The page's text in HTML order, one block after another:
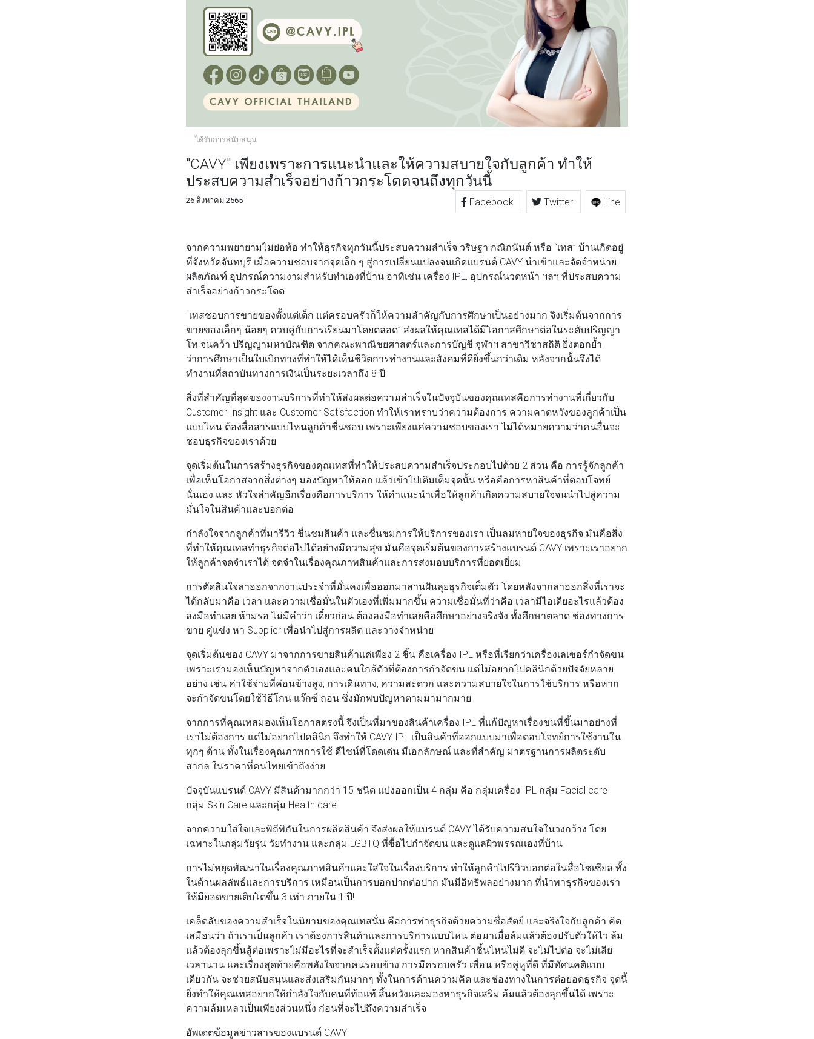
ได้รับการสนับสนุน
"CAVY" เพียงเพราะการแนะนำและให้ความสบายใจกับลูกค้า ทำให้
ประสบความสำเร็จอย่างก้าวกระโดดจนถึงทุกวันนี้
26 สิงหาคม 2565 Facebook Twitter
Line
จากความพยายามไม่ย่อท้อ ทำให้ธุรกิจทุกวันนี้ประสบความสำเร็จ วริษฐา กณิกนันต์ หรือ “เทส” บ้านเกิดอยู่
ที่จังหวัดจันทบุรี เมื่อความชอบจากจุดเล็ก ๆ สู่การเปลี่ยนแปลงจนเกิดแบรนด์ CAVY นำเข้าและจัดจำหน่าย
ผลิตภัณฑ์ อุปกรณ์ความงามสำหรับทำเองที่บ้าน อาทิเช่น เครื่อง IPL, อุปกรณ์นวดหน้า ฯลฯ ที่ประสบความ
สำเร็จอย่างก้าวกระโดด
"เทสชอบการขายของตั้งแต่เด็ก แต่ครอบครัวก็ให้ความสำคัญกับการศึกษาเป็นอย่างมาก จึงเริ่มต้นจากการ
ขายของเล็กๆ น้อยๆ ควบคู่กับการเรียนมาโดยตลอด” ส่งผลให้คุณเทสได้มีโอกาสศึกษาต่อในระดับปริญญา
โท จนคว้า ปริญญามหาบัณฑิต จากคณะพาณิชยศาสตร์และการบัญชี จุฬาฯ สาขาวิชาสถิติ ยิ่งตอกย้ำ
ว่าการศึกษาเป็นใบเบิกทางที่ทำให้ได้เห็นชีวิตการทำงานและสังคมที่ดียิ่งขึ้นกว่าเดิม หลังจากนั้นจึงได้
ทำงานที่สถาบันทางการเงินเป็นระยะเวลาถึง 8 ปี
สิ่งที่สำคัญที่สุดของงานบริการที่ทำให้ส่งผลต่อความสำเร็จในปัจจุบันของคุณเทสคือการทำงานที่เกี่ยวกับ
Customer Insight และ Customer Satisfaction ทำให้เราทราบว่าความต้องการ ความคาดหวังของลูกค้าเป็น
แบบไหน ต้องสื่อสารแบบไหนลูกค้าชื่นชอบ เพราะเพียงแค่ความชอบของเรา ไม่ได้หมายความว่าคนอื่นจะ
ชอบธุรกิจของเราด้วย
จุดเริ่มต้นในการสร้างธุรกิจของคุณเทสที่ทำให้ประสบความสำเร็จประกอบไปด้วย 2 ส่วน คือ การรู้จักลูกค้า
เพื่อเห็นโอกาสจากสิ่งต่างๆ มองปัญหาให้ออก แล้วเข้าไปเติมเต็มจุดนั้น หรือคือการหาสินค้าที่ตอบโจทย์
นั่นเอง และ หัวใจสำคัญอีกเรื่องคือการบริการ ให้คำแนะนำเพื่อให้ลูกค้าเกิดความสบายใจจนนำไปสู่ความ
มั่นใจในสินค้าและบอกต่อ
กำลังใจจากลูกค้าที่มารีวิว ชื่นชมสินค้า และชื่นชมการให้บริการของเรา เป็นลมหายใจของธุรกิจ มันคือสิ่ง
ที่ทำให้คุณเทสทำธุรกิจต่อไปได้อย่างมีความสุข มันคือจุดเริ่มต้นของการสร้างแบรนด์ CAVY เพราะเราอยาก
ให้ลูกค้าจดจำเราได้ จดจำในเรื่องคุณภาพสินค้าและการส่งมอบบริการที่ยอดเยี่ยม
การตัดสินใจลาออกจากงานประจำที่มั่นคงเพื่อออกมาสานฝันลุยธุรกิจเต็มตัว โดยหลังจากลาออกสิ่งที่เราจะ
ได้กลับมาคือ เวลา และความเชื่อมั่นในตัวเองที่เพิ่มมากขึ้น ความเชื่อมั่นที่ว่าคือ เวลามีไอเดียอะไรแล้วต้อง
ลงมือทำเลย ห้ามรอ ไม่มีคำว่า เดี๋ยวก่อน ต้องลงมือทำเลยคือศึกษาอย่างจริงจัง ทั้งศึกษาตลาด ช่องทางการ
ขาย คู่แข่ง หา Supplier เพื่อนำไปสู่การผลิต และวางจำหน่าย
จุดเริ่มต้นของ CAVY มาจากการขายสินค้าแค่เพียง 2 ชิ้น คือเครื่อง IPL หรือที่เรียกว่าเครื่องเลเซอร์กำจัดขน
เพราะเรามองเห็นปัญหาจากตัวเองและคนใกล้ตัวที่ต้องการกำจัดขน แต่ไม่อยากไปคลินิกด้วยปัจจัยหลาย
อย่าง เช่น ค่าใช้จ่ายที่ค่อนข้างสูง, การเดินทาง, ความสะดวก และความสบายใจในการใช้บริการ หรือหาก
จะกำจัดขนโดยใช้วิธีโกน แว๊กซ์ ถอน ซึ่งมักพบปัญหาตามมามากมาย
จากการที่คุณเทสมองเห็นโอกาสตรงนี้ จึงเป็นที่มาของสินค้าเครื่อง IPL ที่แก้ปัญหาเรื่องขนที่ขึ้นมาอย่างที่
เราไม่ต้องการ แต่ไม่อยากไปคลินิก จึงทำให้ CAVY IPL เป็นสินค้าที่ออกแบบมาเพื่อตอบโจทย์การใช้งานใน
ทุกๆ ด้าน ทั้งในเรื่องคุณภาพการใช้ ดีไซน์ที่โดดเด่น มีเอกลักษณ์ และที่สำคัญ มาตรฐานการผลิตระดับ
สากล ในราคาที่คนไทยเข้าถึงง่าย
ปัจจุบันแบรนด์ CAVY มีสินค้ามากกว่า 15 ชนิด แบ่งออกเป็น 4 กลุ่ม คือ กลุ่มเครื่อง IPL กลุ่ม Facial care
กลุ่ม Skin Care และกลุ่ม Health care
จากความใส่ใจและพิถีพิถันในการผลิตสินค้า จึงส่งผลให้แบรนด์ CAVY ได้รับความสนใจในวงกว้าง โดย
เฉพาะในกลุ่มวัยรุ่น วัยทำงาน และกลุ่ม LGBTQ ที่ซื้อไปกำจัดขน และดูแลผิวพรรณเองที่บ้าน
การไม่หยุดพัฒนาในเรื่องคุณภาพสินค้าและใส่ใจในเรื่องบริการ ทำให้ลูกค้าไปรีวิวบอกต่อในสื่อโซเซียล ทั้ง
ในด้านผลลัพธ์และการบริการ เหมือนเป็นการบอกปากต่อปาก มันมีอิทธิพลอย่างมาก ที่นำพาธุรกิจของเรา
ให้มียอดขายเติบโตขึ้น 3 เท่า ภายใน 1 ปี!
เคล็ดลับของความสำเร็จในนิยามของคุณเทสนั่น คือการทำธุรกิจด้วยความซื่อสัตย์ และจริงใจกับลูกค้า คิด
เสมือนว่า ถ้าเราเป็นลูกค้า เราต้องการสินค้าและการบริการแบบไหน ต่อมาเมื่อล้มแล้วต้องปรับตัวให้ไว ล้ม
แล้วต้องลุกขึ้นสู้ต่อเพราะไม่มีอะไรที่จะสำเร็จตั้งแต่ครั้งแรก หากสินค้าชิ้นไหนไม่ดี จะไม่ไปต่อ จะไม่เสีย
เวลานาน และเรื่องสุดท้ายคือพลังใจจากคนรอบข้าง การมีครอบครัว เพื่อน หรือคู่หูที่ดี ที่มีทัศนคติแบบ
เดียวกัน จะช่วยสนับสนุนและส่งเสริมกันมากๆ ทั้งในการด้านความคิด และช่องทางในการต่อยอดธุรกิจ จุดนี้
ยิ่งทำให้คุณเทสอยากให้กำลังใจกับคนที่ท้อแท้ สิ้นหวังและมองหาธุรกิจเสริม ล้มแล้วต้องลุกขึ้นได้ เพราะ
ความล้มเหลวเป็นเพียงส่วนหนึ่ง ก่อนที่จะไปถึงความสำเร็จ
อัพเดตข้อมูลข่าวสารของแบรนด์ CAVY